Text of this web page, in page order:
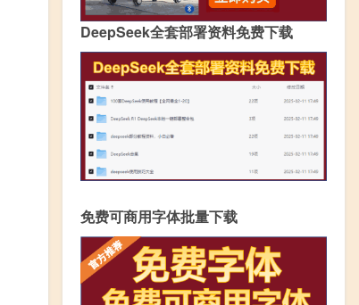
DeepSeek全套部署资料免费下载
免费可商用字体批量下载